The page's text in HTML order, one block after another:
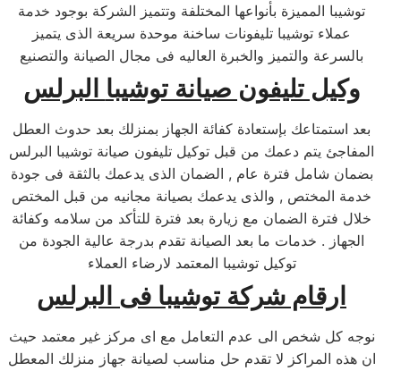
توشيبا المميزة بأنواعها المختلفة وتتميز الشركة بوجود خدمة
عملاء توشيبا تليفونات ساخنة موحدة سريعة الذى يتميز
بالسرعة والتميز والخبرة العاليه فى مجال الصيانة والتصنيع
وكيل تليفون صيانة توشيبا البرلس
بعد استمتاعك بإستعادة كفائة الجهاز بمنزلك بعد حدوث العطل
المفاجئ يتم دعمك من قبل توكيل تليفون صيانة توشيبا البرلس
بضمان شامل فترة عام , الضمان الذى يدعمك بالثقة فى جودة
خدمة المختص , والذى يدعمك بصيانة مجانيه من قبل المختص
خلال فترة الضمان مع زيارة بعد فترة للتأكد من سلامه وكفائة
الجهاز . خدمات ما بعد الصيانة تقدم بدرجة عالية الجودة من
توكيل توشيبا المعتمد لارضاء العملاء
ارقام شركة توشيبا فى البرلس
نوجه كل شخص الى عدم التعامل مع اى مركز غير معتمد حيث
ان هذه المراكز لا تقدم حل مناسب لصيانة جهاز منزلك المعطل